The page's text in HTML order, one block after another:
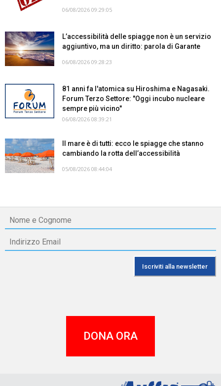
06/08/2026 09:29:05
L’accessibilità delle spiagge non è un servizio
aggiuntivo, ma un diritto: parola di Garante
06/08/2026 09:28:23
81 anni fa l'atomica su Hiroshima e Nagasaki.
Forum Terzo Settore: "Oggi incubo nucleare
sempre più vicino"
06/08/2026 08:39:21
Il mare è di tutti: ecco le spiagge che stanno
cambiando la rotta dell’accessibilità
05/08/2026 08:44:04
DONA ORA